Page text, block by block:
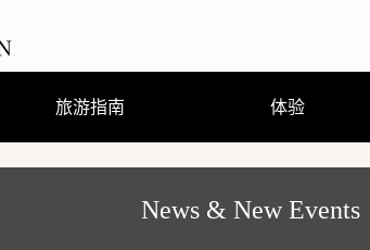
旅游指南
观光、娱乐、温泉
住宿
饮食
购物
节庆活动
旅游咨询
观光手册及地图（PDF）
体验
行程体验
跟随导游走访当地街
熊野曼茶罗图详解
穿着浴衣散步去
刨冰真有趣
News & New Events